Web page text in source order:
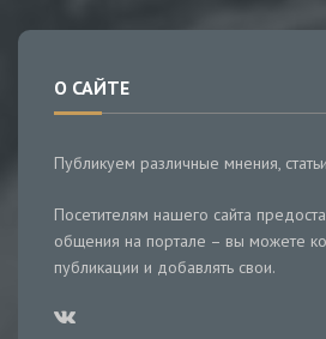
О САЙТЕ
Публикуем различные мнения,
Посетителям нашего сайта
общения на портале – вы можете
публикации и добавлять свои.